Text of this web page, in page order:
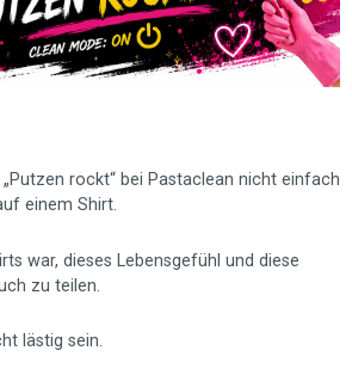
rockt“ bei Pastaclean nicht einfach
einem Shirt.
war, dieses Lebensgefühl und diese
zu teilen.
lästig sein.